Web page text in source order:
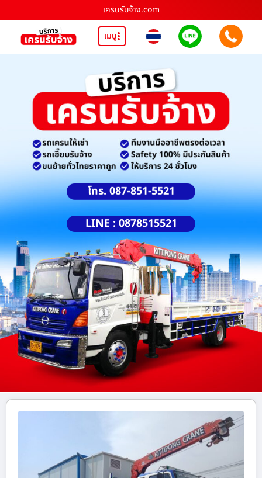
เครนรับจ้าง.com
เมนู
โทร. 087-851-5521
LINE : 0878515521